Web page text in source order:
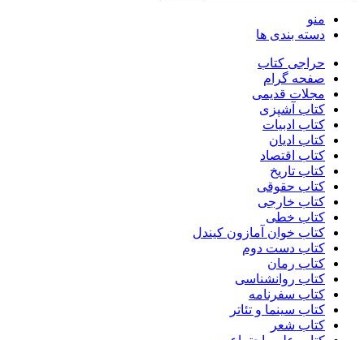
منو
دسته بندی ها
حراجی کتاب
صفحه گرام
مجلات قدیمی
کتاب آشپزی
کتاب ادبیات
کتاب ادیان
کتاب اقتصاد
کتاب تاریخ
کتاب حقوقی
کتاب خارجی
کتاب خطی
کتاب خوان آمازون کیندل
کتاب دست دوم
کتاب رمان
کتاب روانشناسی
کتاب سفرنامه
کتاب سینما و تئاتر
کتاب شعر